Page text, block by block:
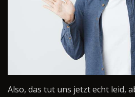
Also, das tut uns jetzt echt leid,